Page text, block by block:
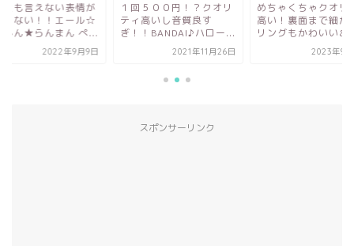
とも言えない表情が
らない！！エール☆
しん★らんまん ぺ...
2022年9月9日
１回５００円！？クオリ
ティ高いし音質良す
ぎ！！BANDAI♪ハロー...
2021年11月26日
めちゃくちゃクオリ
高い！裏面まで細か
リングもかわいい
2023年9
スポンサーリンク